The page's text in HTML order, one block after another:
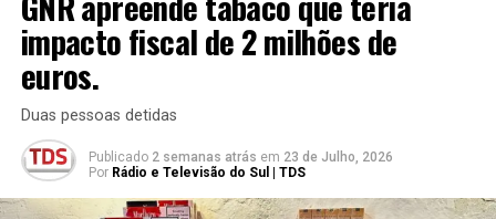
impacto fiscal de 2 milhões de
euros.
Duas pessoas detidas
Publicado 2 semanas atrás em 23 de Julho, 2026
Por Rádio e Televisão do Sul | TDS